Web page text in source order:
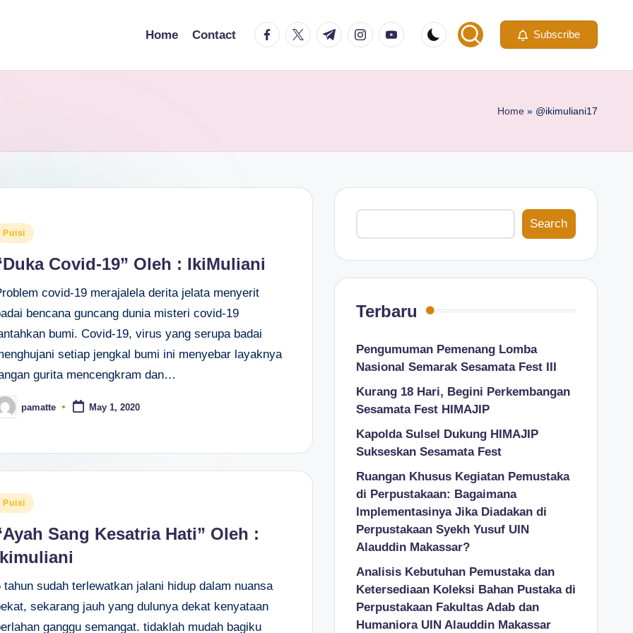
Home Contact facebook.com
twitter.com
t.me instagram.com
youtube.com Subscribe
Home » @ikimuliani17
Puisi
Covid-19” Oleh : IkiMuliani
covid-19 merajalela derita jelata menyerit
bencana guncang dunia misteri covid-19
bumi. Covid-19, virus yang serupa badai
setiap jengkal bumi ini menyebar layaknya
gurita mencengkram dan…
pamatte May 1, 2020
Puisi
Sang Kesatria Hati” Oleh :
tahun sudah terlewatkan jalani hidup dalam nuansa
sekarang jauh yang dulunya dekat kenyataan
ganggu semangat. tidaklah mudah bagiku
Search
Terbaru
Pengumuman Pemenang Lomba
Nasional Semarak Sesamata Fest III
Kurang 18 Hari, Begini Perkembangan
Sesamata Fest HIMAJIP
Kapolda Sulsel Dukung HIMAJIP
Sukseskan Sesamata Fest
Ruangan Khusus Kegiatan Pemustaka
di Perpustakaan: Bagaimana
Implementasinya Jika Diadakan di
Perpustakaan Syekh Yusuf UIN
Alauddin Makassar?
Analisis Kebutuhan Pemustaka dan
Ketersediaan Koleksi Bahan Pustaka di
Perpustakaan Fakultas Adab dan
Humaniora UIN Alauddin Makassar